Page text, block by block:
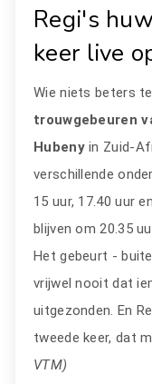
Regi's
keer live
Wie niets beters
trouwgebeuren
Hubenyin Zuid-
verschillende
15 uur, 17.40 uur
blijven om 20.35
Het gebeurt -
vrijwel nooit dat
uitgezonden. En
tweede keer, dat
VTM)